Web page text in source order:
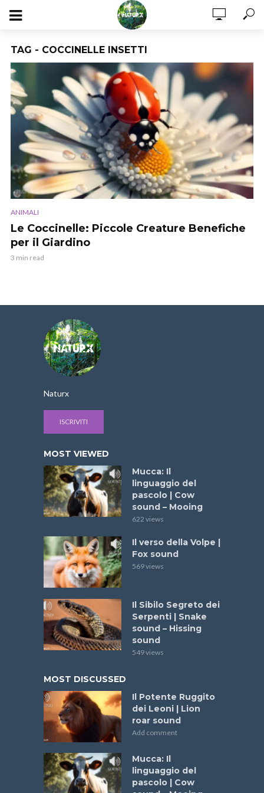
TAG - COCCINELLE INSETTI
ANIMALI
Le Coccinelle: Piccole Creature Benefiche
per il Giardino
3 min read
Naturx
ISCRIVITI
MOST VIEWED
Mucca: Il
linguaggio del
pascolo | Cow
sound – Mooing
622 views
Il verso della Volpe |
Fox sound
569 views
Il Sibilo Segreto dei
Serpenti | Snake
sound – Hissing
sound
549 views
MOST DISCUSSED
Il Potente Ruggito
dei Leoni | Lion
roar sound
Add comment
Mucca: Il
linguaggio del
pascolo | Cow